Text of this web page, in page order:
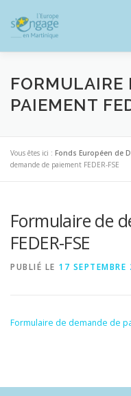
contenu
FORMULAIRE
PAIEMENT
Vous êtes ici : Fonds Européen de
demande de paiement FEDER-FSE
Formulaire de
FEDER-FSE
PUBLIÉ LE 17 SEPTEMBRE
Formulaire de demande de